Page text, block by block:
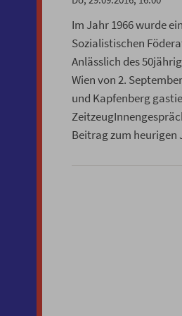
Im Jahr 1966 wurde
Sozialistischen
Anlässlich des
Wien von 2.
und Kapfenberg
Beitrag zum